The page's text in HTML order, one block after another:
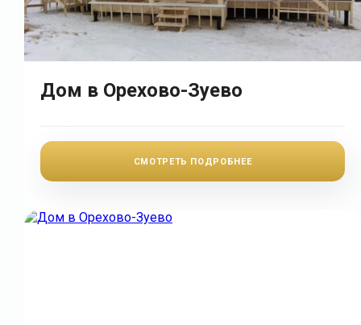
Дом в Орехово-Зуево
СМОТРЕТЬ ПОДРОБНЕЕ